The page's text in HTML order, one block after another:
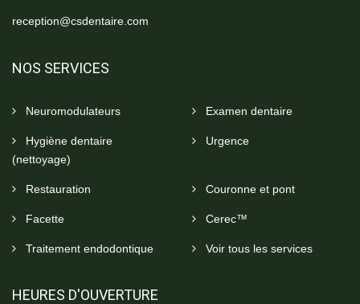
reception@csdentaire.com
NOS SERVICES
Neuromodulateurs Examen dentaire
Hygiène dentaire
(nettoyage)
Urgence
Restauration Couronne et pont
Facette Cerec™
Traitement endodontique Voir tous les services
HEURES D'OUVERTURE